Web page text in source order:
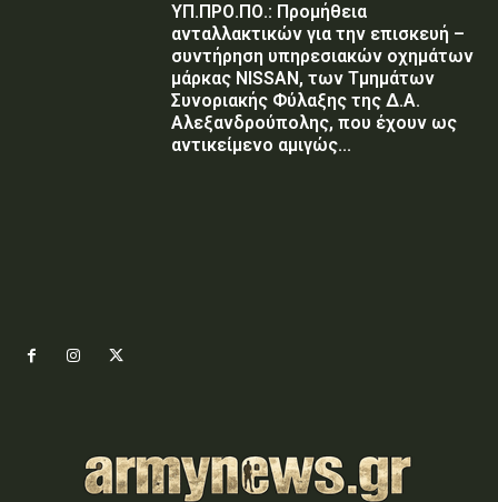
ΥΠ.ΠΡΟ.ΠΟ.: Προμήθεια
ανταλλακτικών για την επισκευή –
συντήρηση υπηρεσιακών οχημάτων
μάρκας NISSAN, των Τμημάτων
Συνοριακής Φύλαξης της Δ.Α.
Αλεξανδρούπολης, που έχουν ως
αντικείμενο αμιγώς...